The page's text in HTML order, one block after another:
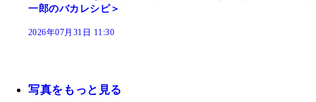
一郎のバカレシピ＞
2026年07月31日 11:30
写真をもっと見る